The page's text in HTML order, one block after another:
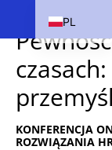
KONFERENCJA
KONFERENCJA
ROZWIĄZANIA
PL
EN
HU
SK
CS